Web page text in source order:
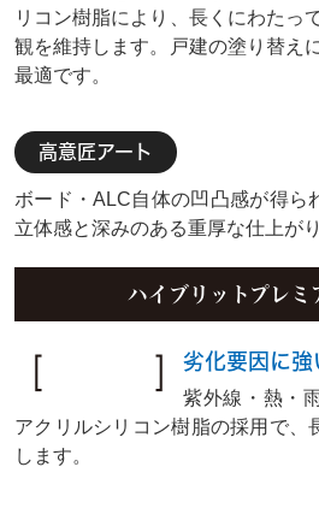
リコン樹脂により、長くにわたっ
観を維持します。戸建の塗り替え
最適です。
高意匠アート
ボード・ALC自体の凹凸感が得ら
立体感と深みのある重厚な仕上が
ハイブリットプレミ
劣化要因に強
紫外線・熱・
アクリルシリコン樹脂の採用で、
します。